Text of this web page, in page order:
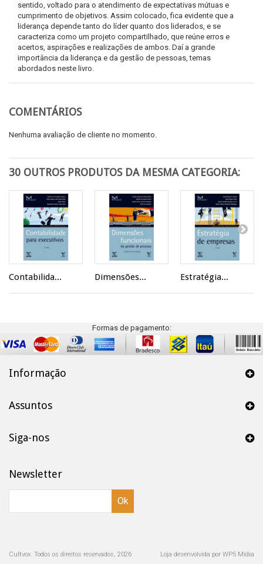
sentido, voltado para o atendimento de expectativas mútuas e
cumprimento de objetivos. Assim colocado, fica evidente que a
liderança depende tanto do líder quanto dos liderados, e se
caracteriza como um projeto compartilhado, que reúne erros e
acertos, aspirações e realizações de ambos. Daí a grande
importância da liderança e da gestão de pessoas, temas
abordados neste livro.
COMENTÁRIOS
Nenhuma avaliação de cliente no momento.
30 OUTROS PRODUTOS DA MESMA CATEGORIA:
Contabilida... Dimensões... Estratégia...
Formas de pagamento:
Informação
Cultvox. Todos os direitos reservados, 2026 Loja desenvolvida por WP5 Mídia
Assuntos
Siga-nos
Newsletter
Ok